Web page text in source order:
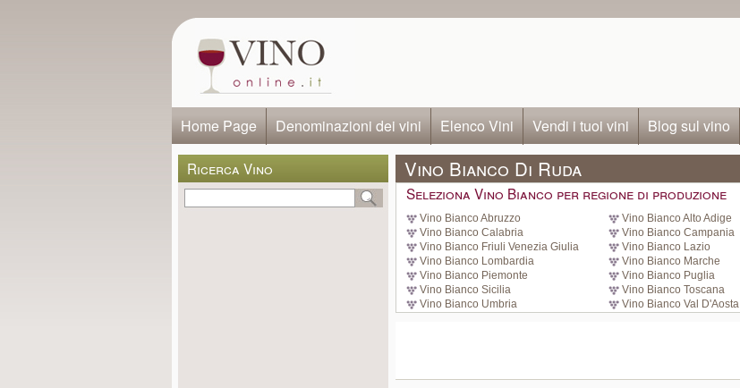
Home Page Denominazioni dei vini Elenco Vini Vendi i tuoi vini Blog sul vino
Ricerca Vino Vino Bianco Di Ruda
Seleziona Vino Bianco per regione di produzione
Vino Bianco Abruzzo Vino Bianco Alto Adige
Vino Bianco Calabria
Vino Bianco Campania
Vino Bianco Friuli Venezia Giulia
Vino Bianco Lazio
Vino Bianco Lombardia
Vino Bianco Marche
Vino Bianco Piemonte
Vino Bianco Puglia
Vino Bianco Sicilia
Vino Bianco Toscana
Vino Bianco Umbria
Vino Bianco Val D'Aosta